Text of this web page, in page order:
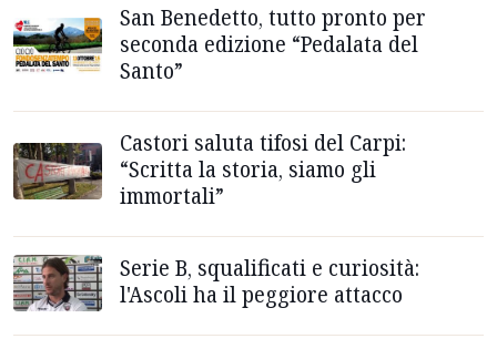
San Benedetto, tutto pronto per
seconda edizione “Pedalata del
Santo”
Castori saluta tifosi del Carpi:
“Scritta la storia, siamo gli
immortali”
Serie B, squalificati e curiosità:
l'Ascoli ha il peggiore attacco